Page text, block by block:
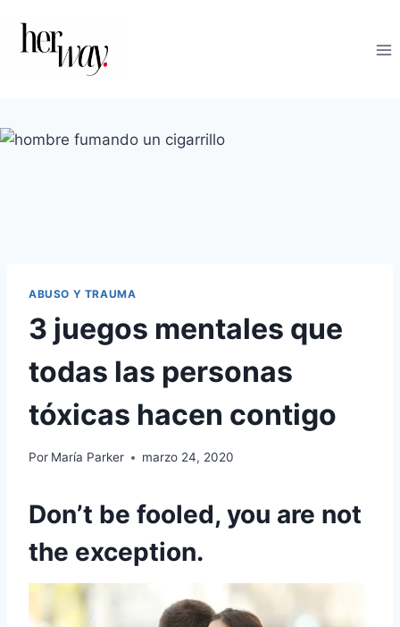
contenido
ABUSO Y TRAUMA
3 juegos mentales que
todas las personas
tóxicas hacen contigo
Por María Parker marzo 24, 2020
Don’t be fooled, you are not
the exception.